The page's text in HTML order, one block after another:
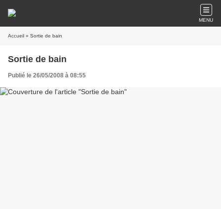
MENU
Accueil » Sortie de bain
Sortie de bain
Publié le 26/05/2008 à 08:55